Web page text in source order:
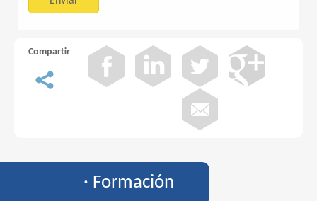
Compartir
· Formación